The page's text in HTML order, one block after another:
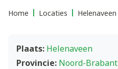
Home Locaties Helenaveen
Plaats: Helenaveen
Provincie: Noord-Brabant